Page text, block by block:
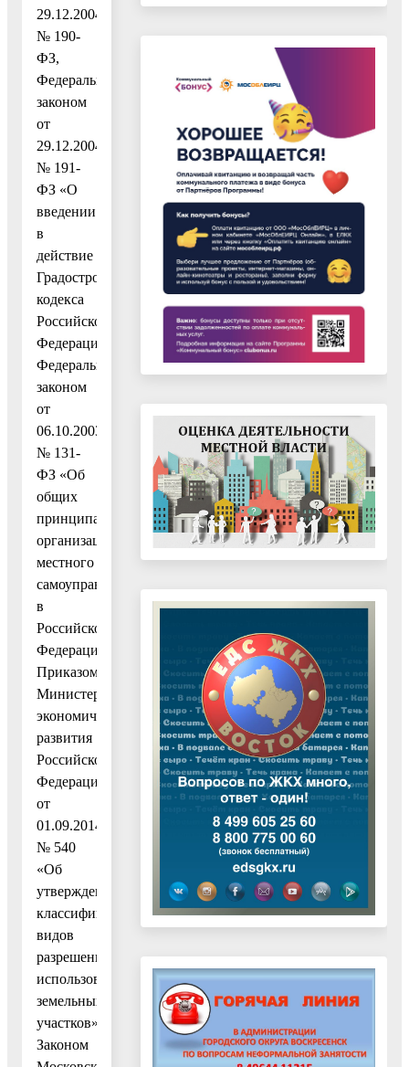
29.12.2004
№ 190-
ФЗ,
Федеральным
законом
от
29.12.2004
№ 191-
ФЗ «О
введении
в
действие
Градостроительного
кодекса
Российской
Федерации»,
Федеральным
законом
от
06.10.2003
№ 131-
ФЗ «Об
общих
принципах
организации
местного
самоуправления
в
Российской
Федерации»,
Приказом
Министерства
экономического
развития
Российской
Федерации
от
01.09.2014
№ 540
«Об
утверждении
классификатора
видов
разрешенного
использования
земельных
участков»,
Законом